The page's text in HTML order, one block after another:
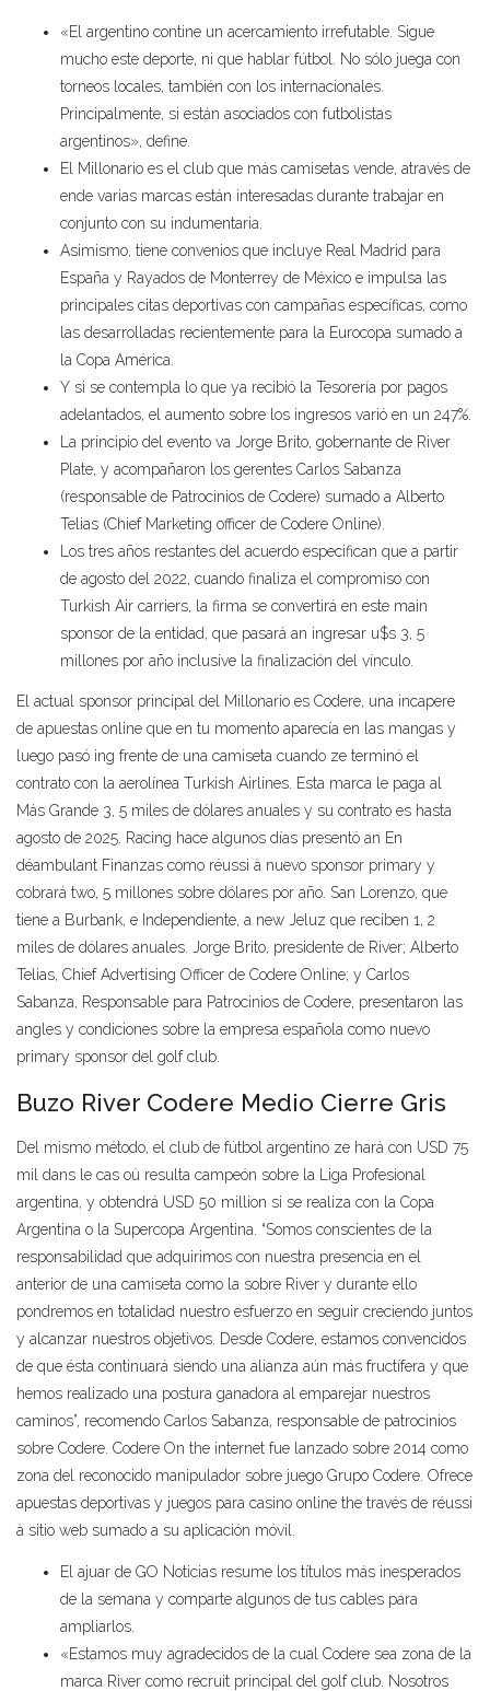
«El argentino contine un acercamiento irrefutable. Sigue
mucho este deporte, ni que hablar fútbol. No sólo juega con
torneos locales, también con los internacionales.
Principalmente, si están asociados con futbolistas
argentinos», define.
El Millonario es el club que más camisetas vende, através de
ende varias marcas están interesadas durante trabajar en
conjunto con su indumentaria.
Asimismo, tiene convenios que incluye Real Madrid para
España y Rayados de Monterrey de México e impulsa las
principales citas deportivas con campañas específicas, como
las desarrolladas recientemente para la Eurocopa sumado a
la Copa América.
Y si se contempla lo que ya recibió la Tesorería por pagos
adelantados, el aumento sobre los ingresos varió en un 247%.
La principio del evento va Jorge Brito, gobernante de River
Plate, y acompañaron los gerentes Carlos Sabanza
(responsable de Patrocinios de Codere) sumado a Alberto
Telias (Chief Marketing officer de Codere Online).
Los tres años restantes del acuerdo especifican que a partir
de agosto del 2022, cuando finaliza el compromiso con
Turkish Air carriers, la firma se convertirá en este main
sponsor de la entidad, que pasará an ingresar u$s 3, 5
millones por año inclusive la finalización del vínculo.
El actual sponsor principal del Millonario es Codere, una incapere
de apuestas online que en tu momento aparecía en las mangas y
luego pasó ing frente de una camiseta cuando ze terminó el
contrato con la aerolínea Turkish Airlines. Esta marca le paga al
Más Grande 3, 5 miles de dólares anuales y su contrato es hasta
agosto de 2025. Racing hace algunos días presentó an En
déambulant Finanzas como réussi à nuevo sponsor primary y
cobrará two, 5 millones sobre dólares por año. San Lorenzo, que
tiene a Burbank, e Independiente, a new Jeluz que reciben 1, 2
miles de dólares anuales. Jorge Brito, presidente de River; Alberto
Telias, Chief Advertising Officer de Codere Online; y Carlos
Sabanza, Responsable para Patrocinios de Codere, presentaron las
angles y condiciones sobre la empresa española como nuevo
primary sponsor del golf club.
Buzo River Codere Medio Cierre Gris
Del mismo método, el club de fútbol argentino ze hará con USD 75
mil dans le cas où resulta campeón sobre la Liga Profesional
argentina, y obtendrá USD 50 million si se realiza con la Copa
Argentina o la Supercopa Argentina. “Somos conscientes de la
responsabilidad que adquirimos con nuestra presencia en el
anterior de una camiseta como la sobre River y durante ello
pondremos en totalidad nuestro esfuerzo en seguir creciendo juntos
y alcanzar nuestros objetivos. Desde Codere, estamos convencidos
de que ésta continuará siendo una alianza aún más fructífera y que
hemos realizado una postura ganadora al emparejar nuestros
caminos”, recomendo Carlos Sabanza, responsable de patrocinios
sobre Codere. Codere On the internet fue lanzado sobre 2014 como
zona del reconocido manipulador sobre juego Grupo Codere. Ofrece
apuestas deportivas y juegos para casino online the través de réussi
à sitio web sumado a su aplicación móvil.
El ajuar de GO Noticias resume los títulos más inesperados
de la semana y comparte algunos de tus cables para
ampliarlos.
«Estamos muy agradecidos de la cual Codere sea zona de la
marca River como recruit principal del golf club. Nosotros